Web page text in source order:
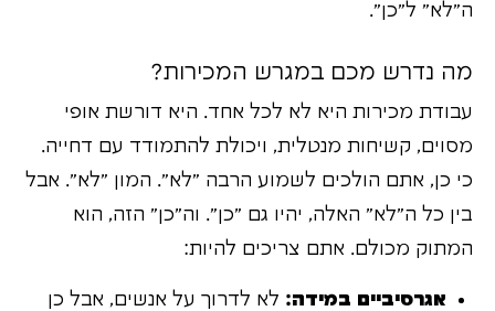
ה"לא" ל"כן".
מה נדרש מכם במגרש המכירות?
עבודת מכירות היא לא לכל אחד. היא דורשת אופי
מסוים, קשיחות מנטלית, ויכולת להתמודד עם דחייה.
כי כן, אתם הולכים לשמוע הרבה "לא". המון "לא". אבל
בין כל ה"לא" האלה, יהיו גם "כן". וה"כן" הזה, הוא
המתוק מכולם. אתם צריכים להיות:
אגרסיביים במידה: לא לדרוך על אנשים, אבל כן